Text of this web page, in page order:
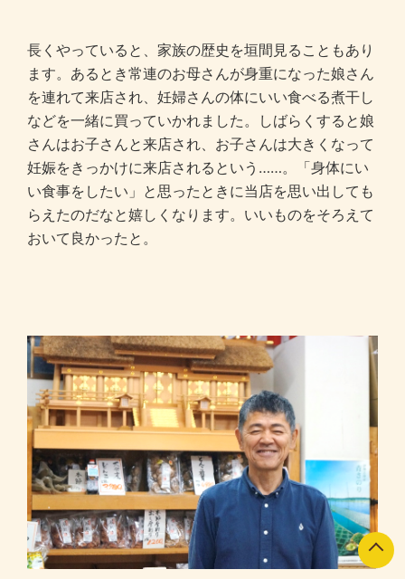
長くやっていると、家族の歴史を垣間見ることもあり
ます。あるとき常連のお母さんが身重になった娘さん
を連れて来店され、妊婦さんの体にいい食べる煮干し
などを一緒に買っていかれました。しばらくすると娘
さんはお子さんと来店され、お子さんは大きくなって
妊娠をきっかけに来店されるという……。「身体にい
い食事をしたい」と思ったときに当店を思い出しても
らえたのだなと嬉しくなります。いいものをそろえて
おいて良かったと。